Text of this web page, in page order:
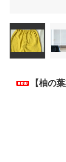
【柚の